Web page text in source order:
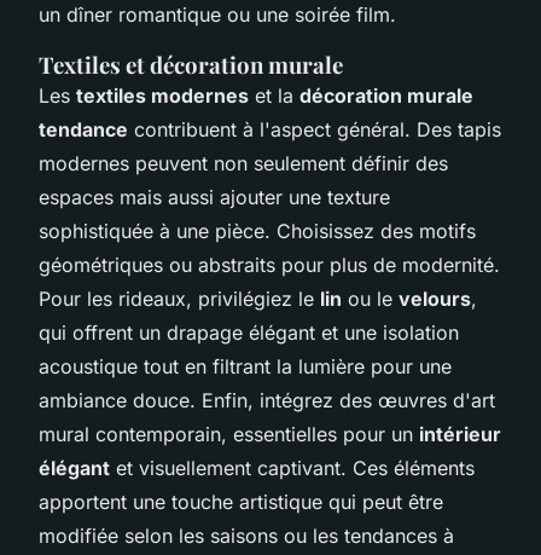
un dîner romantique ou une soirée film.
Textiles et décoration murale
Les textiles modernes et la décoration murale
tendance contribuent à l'aspect général. Des tapis
modernes peuvent non seulement définir des
espaces mais aussi ajouter une texture
sophistiquée à une pièce. Choisissez des motifs
géométriques ou abstraits pour plus de modernité.
Pour les rideaux, privilégiez le lin ou le velours,
qui offrent un drapage élégant et une isolation
acoustique tout en filtrant la lumière pour une
ambiance douce. Enfin, intégrez des œuvres d'art
mural contemporain, essentielles pour un intérieur
élégant et visuellement captivant. Ces éléments
apportent une touche artistique qui peut être
modifiée selon les saisons ou les tendances à